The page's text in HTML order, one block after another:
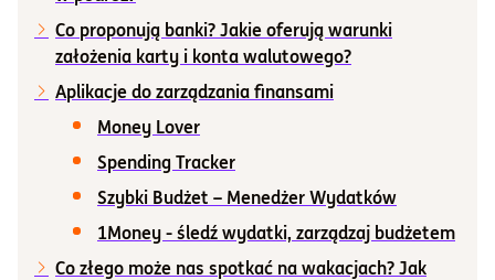
Informacje i dokumenty
O nas
Otwórz konto
Zaloguj
Co proponują banki? Jakie oferują warunki
założenia karty i konta walutowego?
Aplikacje do zarządzania finansami
Money Lover
Spending Tracker
Szybki Budżet – Menedżer Wydatków
1Money - śledź wydatki, zarządzaj budżetem
Co złego może nas spotkać na wakacjach? Jak